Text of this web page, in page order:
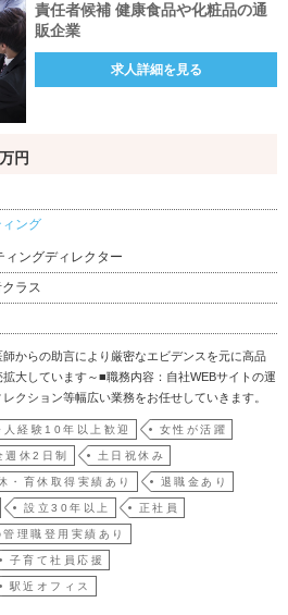
責任者候補 健康食品や化粧品の通
販企業
求人詳細を見る
万円
ング
ィングディレクター
ラス
からの助言により厳密なエビデンスを元に高品
大しています～■職務内容：自社WEBサイトの運
クション等幅広い業務をお任せしていきます。
把握いただきます。ご経験にもよりますが、入
を得ていただき、3ヶ月～1年以内にはお一人で
人経験10年以上歓迎 女性が活躍
週休2日制 土日祝休み
・育休取得実績あり 退職金あり
設立30年以上 正社員
理職登用実績あり
子育て社員応援
駅近オフィス